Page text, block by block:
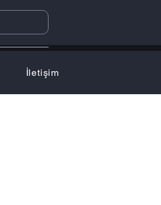
İletişim